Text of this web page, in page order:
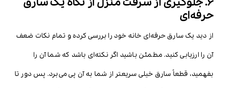
حرفه‌ای
از دید یک سارق حرفه‌ای خانه خود را بررسی کرده و تمام نکات ضعف
آن را ارزیابی کنید. مطمئن باشید اگر نکته‌ای باشد که شما آن را
بفهمید، قطعاً سارق خیلی سریعتر از شما به آن پی می‌برد. پس دور تا